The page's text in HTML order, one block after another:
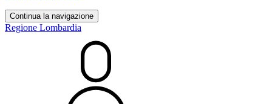
Continua la navigazione
Regione Lombardia